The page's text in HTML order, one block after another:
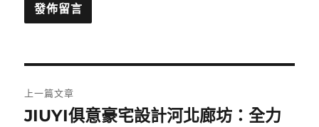
章
上一篇文章
上
JIUYI俱意豪宅設計河北廊坊：全力